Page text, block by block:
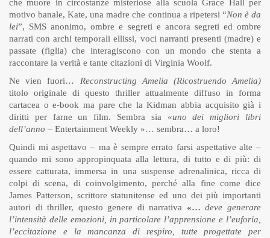
che muore in circostanze misteriose alla scuola Grace Hall per
motivo banale, Kate, una madre che continua a ripetersi “Non è da
lei”, SMS anonimo, ombre e segreti e ancora segreti ed ombre
narrati con archi temporali ellissi, voci narranti presenti (madre) e
passate (figlia) che interagiscono con un mondo che stenta a
raccontare la verità e tante citazioni di Virginia Woolf.
Ne vien fuori… Reconstructing Amelia (Ricostruendo Amelia)
titolo originale di questo thriller attualmente diffuso in forma
cartacea o e-book ma pare che la Kidman abbia acquisito già i
diritti per farne un film. Sembra sia «uno dei migliori libri
dell’anno – Entertainment Weekly »… sembra… a loro!
Quindi mi aspettavo – ma è sempre errato farsi aspettative alte –
quando mi sono appropinquata alla lettura, di tutto e di più: di
essere catturata, immersa in una suspense adrenalinica, ricca di
colpi di scena, di coinvolgimento, perché alla fine come dice
James Patterson, scrittore statunitense ed uno dei più importanti
autori dithriller, questo genere di narrativa «…deve generare
l’intensità delle emozioni, in particolare l’apprensione e l’euforia,
l’eccitazione e la mancanza di respiro, tutte progettate per